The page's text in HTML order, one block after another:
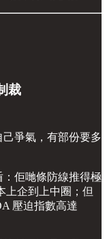
裁
爭氣，有部份要多
佢哋條防線推得極
上企到上中圈；但
壓迫指數高達